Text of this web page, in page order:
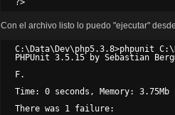
Con el archivo listo lo puedo "ejecutar"
C:\Data\Dev\php5.3.8>phpunit
PHPUnit 3.5.15 by Sebastian
F.
Time: 0 seconds, Memory: 3.75Mb
There was 1 failure: